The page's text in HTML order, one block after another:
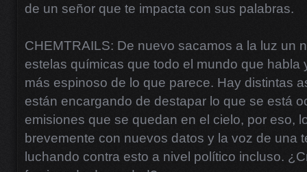
de un señor que te impacta con sus palabras.
CHEMTRAILS: De nuevo sacamos a la luz un
estelas químicas que todo el mundo que habla
más espinoso de lo que parece. Hay distintas
están encargando de destapar lo que se está
emisiones que se quedan en el cielo, por eso,
brevemente con nuevos datos y la voz de una
luchando contra esto a nivel político incluso.